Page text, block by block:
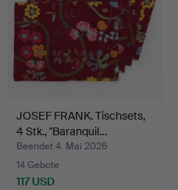
JOSEF FRANK. Tischsets,
4 Stk., "Baranquil…
Beendet 4. Mai 2026
14 Gebote
117 USD